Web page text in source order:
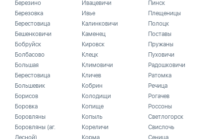
Березино
Березовка
Берестовица
Бешенковичи
Бобруйск
Болбасово
Большая
Берестовица
Большевик
Борисов
Боровка
Боровляны
Боровляны (аг.
Лесной)
Ивацевичи
Ивье
Калинковичи
Каменец
Кировск
Клецк
Климовичи
Кличев
Кобрин
Колодищи
Копище
Копыль
Кореличи
Корма
Пинск
Плещеницы
Полоцк
Поставы
Пружаны
Пуховичи
Радошковичи
Ратомка
Речица
Рогачев
Россоны
Светлогорск
Свислочь
Сеница